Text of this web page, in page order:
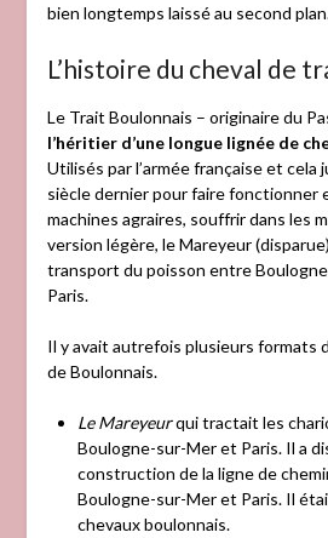
bien longtemps laissé au second
L’histoire du cheval de
Le Trait Boulonnais – originaire du
l’héritier d’une longue lignée de
Utilisés par l’armée française et cela
siècle dernier pour faire fonctionner
machines agraires, souffrir dans les
version légère, le Mareyeur
transport du poisson entre
Paris.
Il y avait autrefois plusieurs formats
de Boulonnais.
Le Mareyeurqui tractait les
Boulogne-sur-Mer et Paris. Il a
construction de la ligne de
Boulogne-sur-Mer et Paris. Il
chevaux boulonnais.